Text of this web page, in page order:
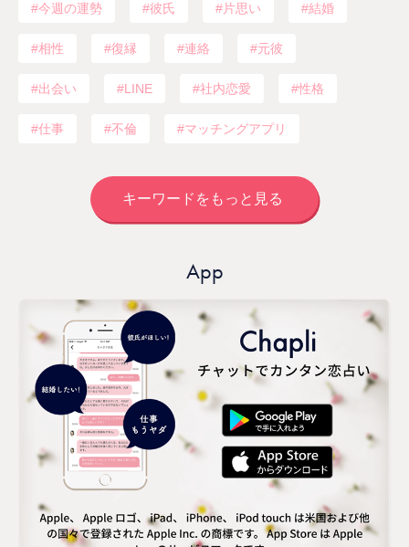
今週の運勢 彼氏 片思い 結婚
相性 復縁 連絡 元彼
出会い LINE 社内恋愛 性格
仕事 不倫 マッチングアプリ
キーワードをもっと見る
App